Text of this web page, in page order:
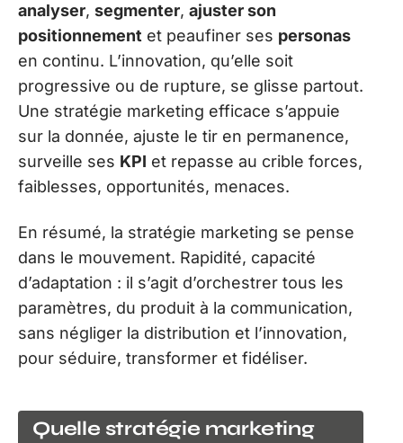
analyser, segmenter, ajuster son
positionnement et peaufiner ses personas
en continu. L’innovation, qu’elle soit
progressive ou de rupture, se glisse partout.
Une stratégie marketing efficace s’appuie
sur la donnée, ajuste le tir en permanence,
surveille ses KPI et repasse au crible forces,
faiblesses, opportunités, menaces.
En résumé, la stratégie marketing se pense
dans le mouvement. Rapidité, capacité
d’adaptation : il s’agit d’orchestrer tous les
paramètres, du produit à la communication,
sans négliger la distribution et l’innovation,
pour séduire, transformer et fidéliser.
Quelle stratégie marketing